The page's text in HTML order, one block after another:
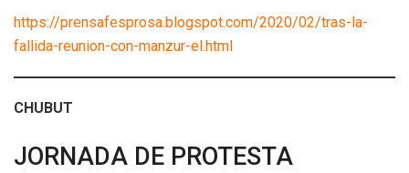
https://prensafesprosa.blogspot.com/2020/02/tras-la-
fallida-reunion-con-manzur-el.html
CHUBUT
JORNADA DE PROTESTA